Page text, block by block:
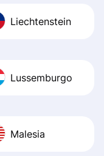
Liechtenstein
Lussemburgo
Malesia